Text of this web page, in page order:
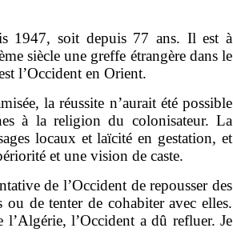
1947, soit depuis 77 ans. Il est à
siècle une greffe étrangère dans le
l’Occident en Orient.
la réussite n’aurait été possible
à la religion du colonisateur. La
locaux et laïcité en gestation, et
et une vision de caste.
de l’Occident de repousser des
ou de tenter de cohabiter avec elles.
l’Algérie, l’Occident a dû refluer. Je